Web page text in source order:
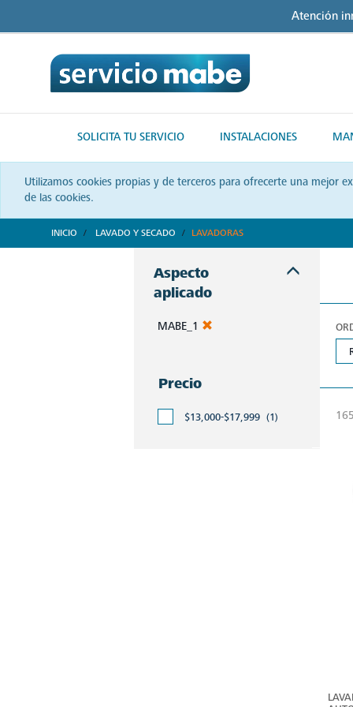
Atención
SOLICITA TU SERVICIO INSTALACIONES
Utilizamos cookies propias y de terceros para ofrecerte una mejor
de las cookies.
INICIO LAVADO Y SECADO LAVADORAS
Aspecto
aplicado
MABE_1
Precio
$13,000-$17,999 (1)